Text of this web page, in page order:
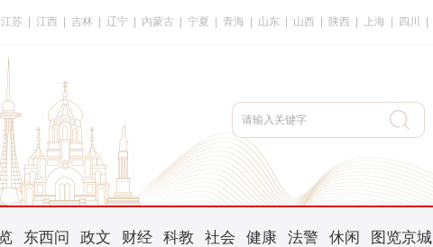
江苏 江西 吉林 辽宁 内蒙古 宁夏 青海 山东 山西 陕西 上海 四川
东西问 政文 财经 科教 社会 健康 法警 休闲 图览京城